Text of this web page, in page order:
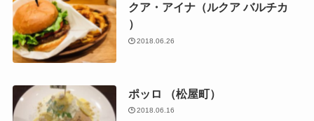
クア・アイナ（ルクア バルチカ
）
2018.06.26
ポッロ （松屋町）
2018.06.16